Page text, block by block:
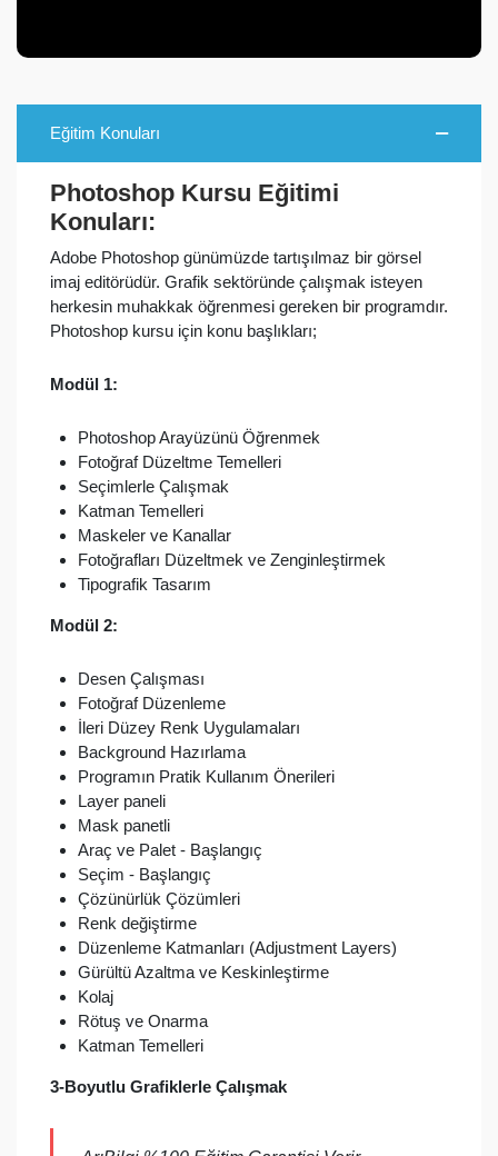
Eğitim Konuları
Photoshop Kursu Eğitimi
Konuları:
Adobe Photoshop günümüzde tartışılmaz bir görsel
imaj editörüdür. Grafik sektöründe çalışmak isteyen
herkesin muhakkak öğrenmesi gereken bir programdır.
Photoshop kursu için konu başlıkları;
Modül 1:
Photoshop Arayüzünü Öğrenmek
Fotoğraf Düzeltme Temelleri
Seçimlerle Çalışmak
Katman Temelleri
Maskeler ve Kanallar
Fotoğrafları Düzeltmek ve Zenginleştirmek
Tipografik Tasarım
Modül 2:
Desen Çalışması
Fotoğraf Düzenleme
İleri Düzey Renk Uygulamaları
Background Hazırlama
Programın Pratik Kullanım Önerileri
Layer paneli
Mask panetli
Araç ve Palet - Başlangıç
Seçim - Başlangıç
Çözünürlük Çözümleri
Renk değiştirme
Düzenleme Katmanları (Adjustment Layers)
Gürültü Azaltma ve Keskinleştirme
Kolaj
Rötuş ve Onarma
Katman Temelleri
3-Boyutlu Grafiklerle Çalışmak